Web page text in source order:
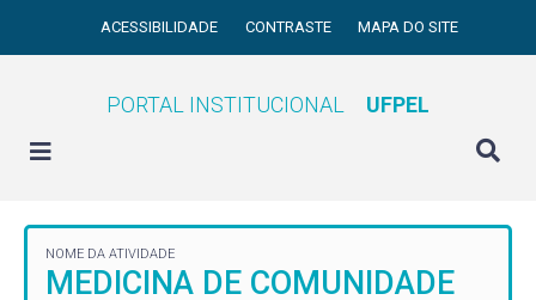
ACESSIBILIDADE CONTRASTE MAPA DO SITE
PORTAL INSTITUCIONAL UFPEL
NOME DA ATIVIDADE
MEDICINA DE COMUNIDADE